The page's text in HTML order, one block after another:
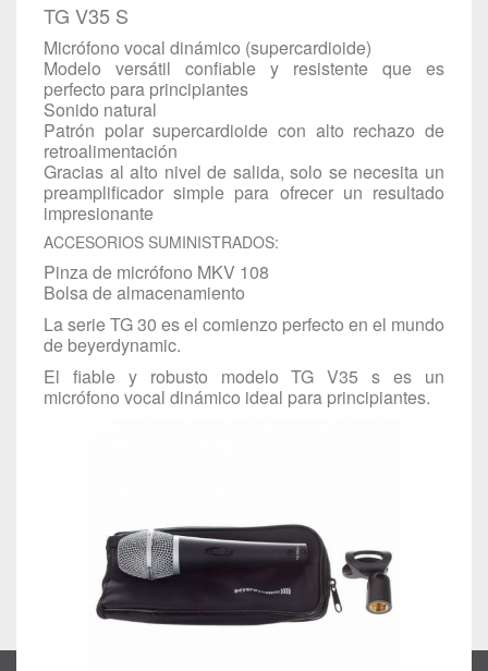
TG V35 S
Micrófono vocal dinámico (supercardioide)
Modelo versátil confiable y resistente que es
perfecto para principiantes
Sonido natural
Patrón polar supercardioide con alto rechazo de
retroalimentación
Gracias al alto nivel de salida, solo se necesita un
preamplificador simple para ofrecer un resultado
impresionante
ACCESORIOS SUMINISTRADOS:
Pinza de micrófono MKV 108
Bolsa de almacenamiento
La serie TG 30 es el comienzo perfecto en el mundo
de beyerdynamic.
El fiable y robusto modelo TG V35 s es un
micrófono vocal dinámico ideal para principiantes.